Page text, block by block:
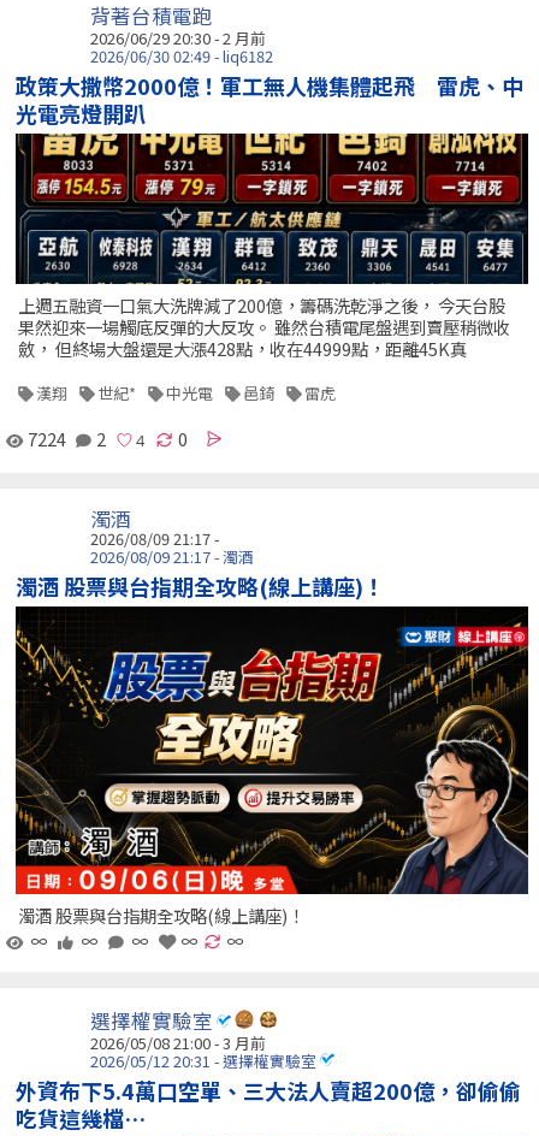
背著台積電跑
2026/06/29 20:30 - 2 月前
2026/06/30 02:49 - liq6182
政策大撒幣2000億！軍工無人機集體起飛 雷虎、中
光電亮燈開趴
上週五融資一口氣大洗牌減了200億，籌碼洗乾淨之後， 今天台股
果然迎來一場觸底反彈的大反攻。 雖然台積電尾盤遇到賣壓稍微收
斂， 但終場大盤還是大漲428點，收在44999點，距離45K真
漢翔 世紀* 中光電 邑錡 雷虎
7224 2 0
濁酒
2026/08/09 21:17 -
2026/08/09 21:17 - 濁酒
濁酒 股票與台指期全攻略(線上講座)！
濁酒 股票與台指期全攻略(線上講座)！
∞
∞ ∞ ∞ ∞
選擇權實驗室
2026/05/08 21:00 - 3 月前
2026/05/12 20:31 - 選擇權實驗室
外資布下5.4萬口空單、三大法人賣超200億，卻偷偷
吃貨這幾檔…